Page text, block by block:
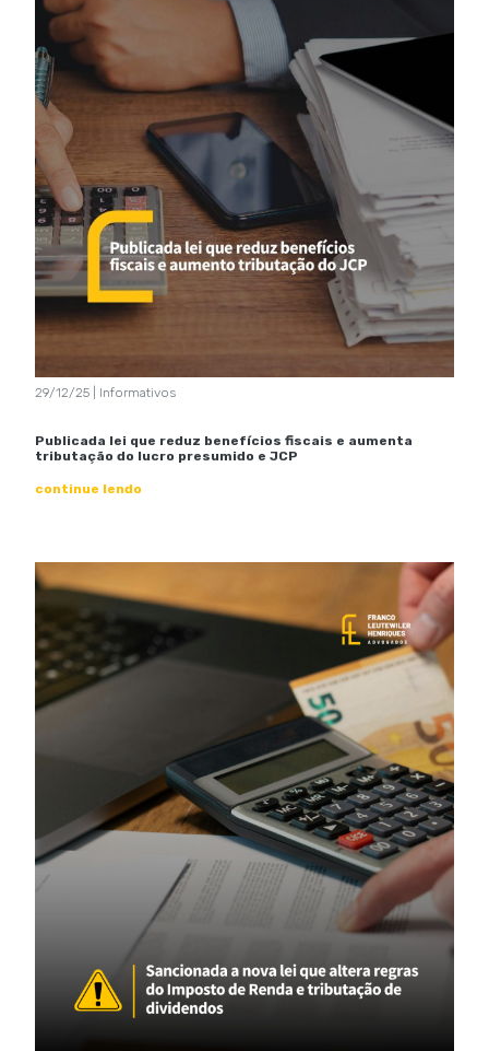
29/12/25 | Informativos
Publicada lei que reduz benefícios fiscais e aumenta
tributação do lucro presumido e JCP
continue lendo